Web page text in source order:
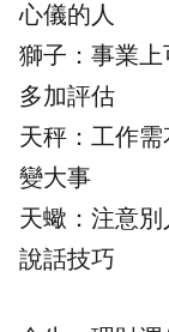
心儀的人
獅子：事業
多加評估
天秤：工作
變大事
天蠍：注意
說話技巧